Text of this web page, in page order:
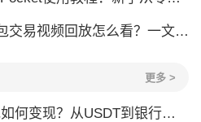
易视频回放怎么看？一文教你轻松找回
更多 >
变现？从USDT到银行卡的完整攻略